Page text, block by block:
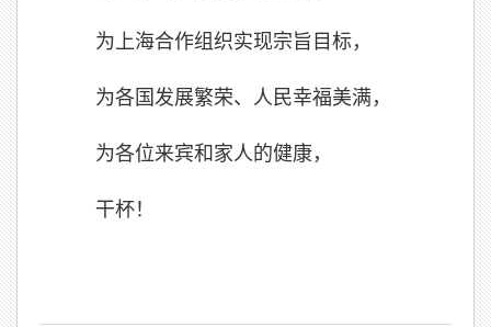
为上海合作组织实现宗旨目标，
为各国发展繁荣、人民幸福美满，
为各位来宾和家人的健康，
干杯！